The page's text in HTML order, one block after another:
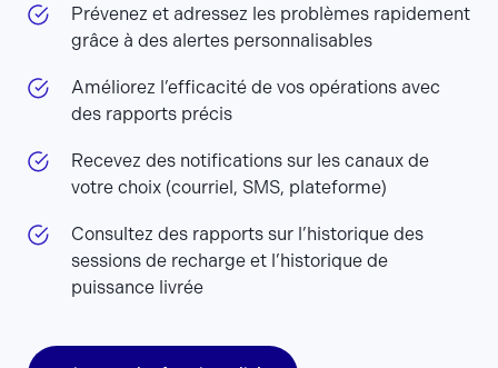
Prévenez et adressez les problèmes rapidement
grâce à des alertes personnalisables
Améliorez l’efficacité de vos opérations avec
des rapports précis
Recevez des notifications sur les canaux de
votre choix (courriel, SMS, plateforme)
Consultez des rapports sur l’historique des
sessions de recharge et l’historique de
puissance livrée